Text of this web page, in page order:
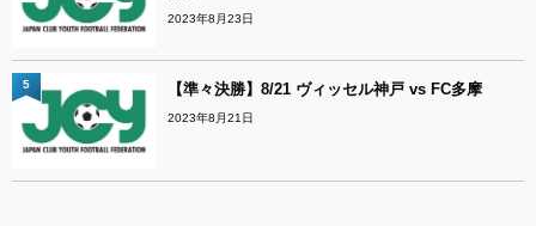
2023年8月23日
【準々決勝】8/21 ヴィッセル神戸 vs FC多摩
2023年8月21日
5